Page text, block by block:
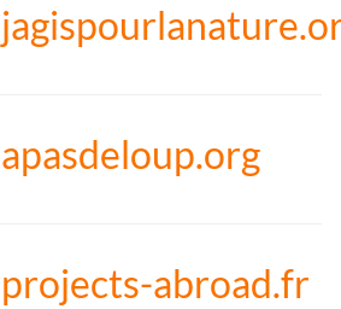
apasdeloup.org
projects-abroad.fr